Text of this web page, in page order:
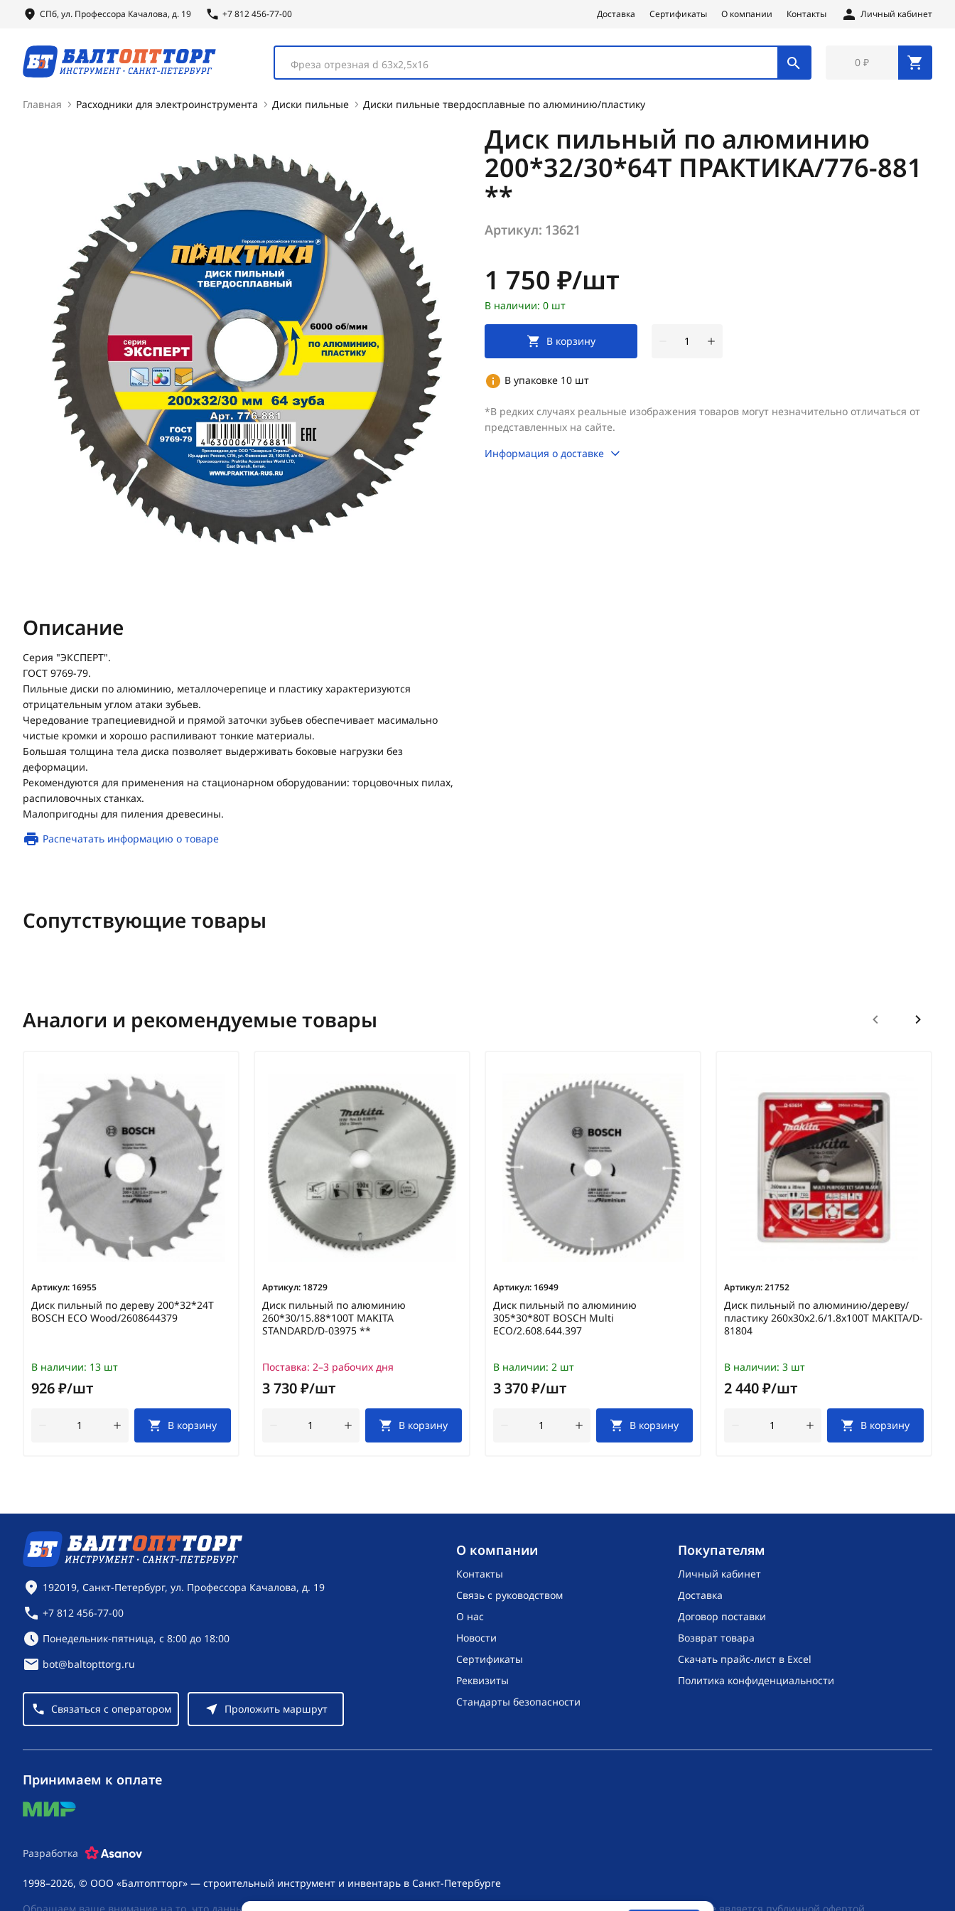
СПб, ул. Профессора Качалова, д. 19 +7 812 456-77-00 Доставка Сертификаты О компании Контакты Личный кабинет
Фреза отрезная d 63х2,5х16 0 ₽
Главная Расходники для электроинструмента Диски пильные Диски пильные твердосплавные по алюминию/пластику
Диск пильный по алюминию
200*32/30*64Т ПРАКТИКА/776-881
**
Артикул: 13621
Цена:
1 750 ₽/шт
В наличии: 0 шт
В корзину
В упаковке 10 шт
*В редких случаях реальные изображения товаров могут незначительно отличаться от
представленных на сайте.
Информация о доставке
Описание
Серия "ЭКСПЕРТ".
ГОСТ 9769-79.
Пильные диски по алюминию, металлочерепице и пластику характеризуются
отрицательным углом атаки зубьев.
Чередование трапециевидной и прямой заточки зубьев обеспечивает масимально
чистые кромки и хорошо распиливают тонкие материалы.
Большая толщина тела диска позволяет выдерживать боковые нагрузки без
деформации.
Рекомендуются для применения на стационарном оборудовании: торцовочных пилах,
распиловочных станках.
Малопригодны для пиления древесины.
Распечатать информацию о товаре
Сопутствующие товары
Аналоги и рекомендуемые товары
Артикул: 16955
Диск пильный по дереву 200*32*24T
BOSCH ECO Wood/2608644379
В наличии: 13 шт
926 ₽/шт
В корзину
Артикул: 18729
Диск пильный по алюминию
260*30/15.88*100Т MAKITA
STANDARD/D-03975 **
Поставка: 2–3 рабочих дня
3 730 ₽/шт
В корзину
Артикул: 16949
Диск пильный по алюминию
305*30*80T BOSCH Multi
ECO/2.608.644.397
В наличии: 2 шт
3 370 ₽/шт
В корзину
Артикул:21752
Диск пильный по алюминию/дереву/
пластику 260x30x2.6/1.8x100T MAKITA/D-
81804
В наличии: 3 шт
2 440 ₽/шт
В корзину
O компании
Контакты
Связь с руководством
О нас
Новости
Сертификаты
Реквизиты
Стандарты безопасности
Покупателям
Личный кабинет
Доставка
Договор поставки
Возврат товара
Скачать прайс-лист в Excel
Политика конфиденциальности
Контактная информация
192019, Санкт-Петербург, ул. Профессора Качалова, д. 19
+7 812 456-77-00
Режим работы:
Понедельник-пятница, с 8:00 до 18:00
bot@baltopttorg.ru
Связаться с оператором Проложить маршрут
1998–2026, © ООО «Балтоптторг» — строительный инструмент и инвентарь в Санкт-Петербурге
Принимаем к оплате
mir
Разработка